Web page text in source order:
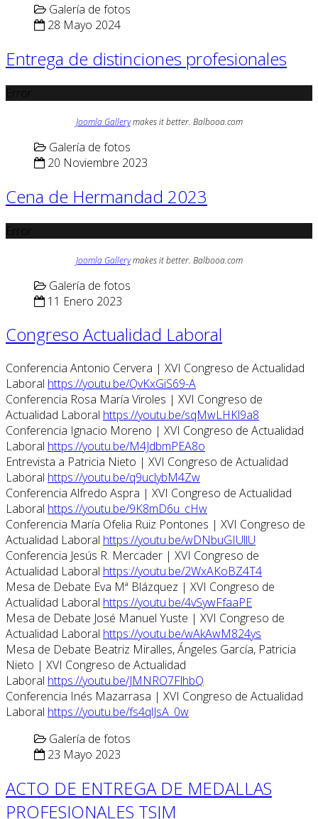
Galería de fotos
28 Mayo 2024
Entrega de distinciones profesionales
Joomla Gallerymakes it better. Balbooa.com
Galería de fotos
20 Noviembre 2023
Cena de Hermandad 2023
Joomla Gallerymakes it better. Balbooa.com
Galería de fotos
11 Enero 2023
Congreso Actualidad Laboral
Conferencia Antonio Cervera | XVI Congreso de Actualidad
Laboral https://youtu.be/QvKxGiS69-A
Conferencia Rosa María Viroles | XVI Congreso de
Actualidad Laboral https://youtu.be/sqMwLHKl9a8
Conferencia Ignacio Moreno | XVI Congreso de Actualidad
Laboral https://youtu.be/M4JdbmPEA8o
Entrevista a Patricia Nieto | XVI Congreso de Actualidad
Laboral https://youtu.be/q9uclybM4Zw
Conferencia Alfredo Aspra | XVI Congreso de Actualidad
Laboral https://youtu.be/9K8mD6u_cHw
Conferencia María Ofelia Ruiz Pontones | XVI Congreso de
Actualidad Laboral https://youtu.be/wDNbuGIUllU
Conferencia Jesús R. Mercader | XVI Congreso de
Actualidad Laboral https://youtu.be/2WxAKoBZ4T4
Mesa de Debate Eva Mª Blázquez | XVI Congreso de
Actualidad Laboral https://youtu.be/4vSywFfaaPE
Mesa de Debate José Manuel Yuste | XVI Congreso de
Actualidad Laboral https://youtu.be/wAkAwM824ys
Mesa de Debate Beatriz Miralles, Ángeles García, Patricia
Nieto | XVI Congreso de Actualidad
Laboral https://youtu.be/JMNRO7FlhbQ
Conferencia Inés Mazarrasa | XVI Congreso de Actualidad
Laboral https://youtu.be/fs4qlJsA_0w
Galería de fotos
23 Mayo 2023
ACTO DE ENTREGA DE MEDALLAS
PROFESIONALES TSJM